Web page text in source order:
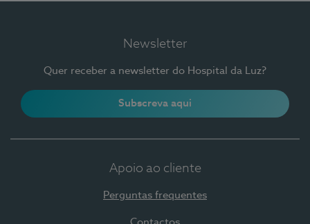
Newsletter
Quer receber a newsletter do Hospital da Luz?
Subscreva aqui
Apoio ao cliente
Perguntas frequentes